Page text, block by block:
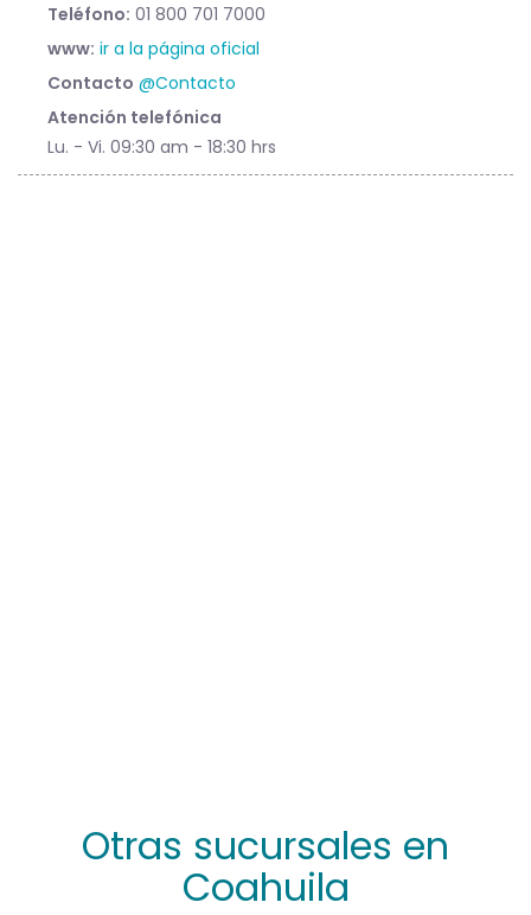
Teléfono: 01 800 701 7000
www: ir a la página oficial
Contacto @Contacto
Atención telefónica
Lu. - Vi. 09:30 am - 18:30 hrs
Otras sucursales en
Coahuila